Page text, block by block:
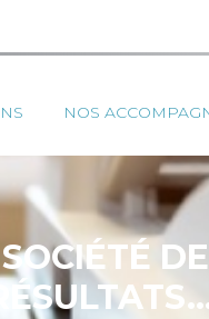
NOS
SOCIÉTÉ